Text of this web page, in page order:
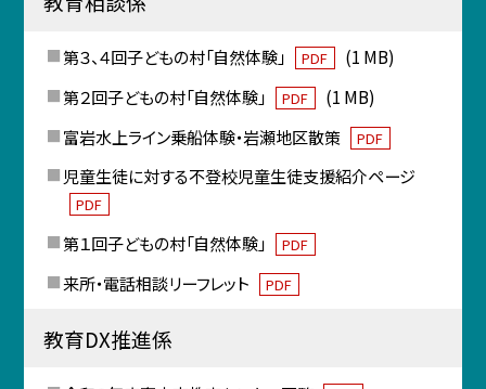
第３、４回子どもの村「自然体験」 PDF
(1 MB)
第２回子どもの村「自然体験」
PDF
(1 MB)
富岩水上ライン乗船体験・岩瀬地区散策
PDF
児童生徒に対する不登校児童生徒支援紹介ページ
PDF
第１回子どもの村「自然体験」 PDF
来所・電話相談リーフレット PDF
教育DX推進係